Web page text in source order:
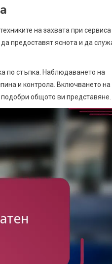
на захвата при сервиса
предоставят яснота и да
по стъпка. Наблюдаването на
и контрола. Включването на
общото ви представяне.